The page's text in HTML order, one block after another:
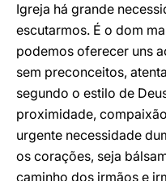
Igreja há grande
escutarmos. É o dom
podemos oferecer uns
sem preconceitos,
segundo o estilo de
proximidade,
urgente necessidade
os corações, seja
caminho dos irmãos e